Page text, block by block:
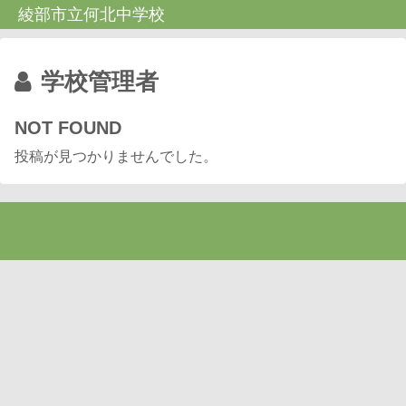
綾部市立何北中学校
学校管理者
NOT FOUND
投稿が見つかりませんでした。